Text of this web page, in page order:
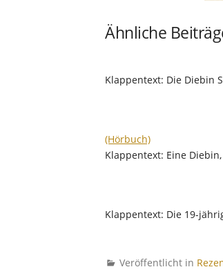
Ähnliche
Klappentext: Die Diebin
(Hörbuch)
Klappentext: Eine
Klappentext: Die 19-
Veröffentlicht in